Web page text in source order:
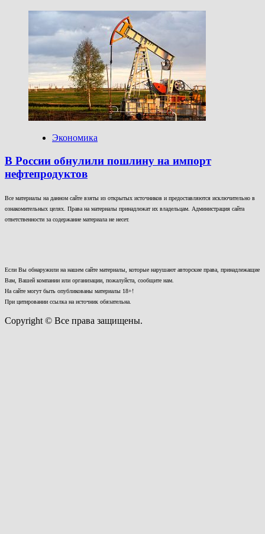
Экономика
В России обнулили пошлину на импорт
нефтепродуктов
Все материалы на данном сайте взяты из открытых источников и предоставляются исключительно в
ознакомительных целях. Права на материалы принадлежат их владельцам. Администрация сайта
ответственности за содержание материала не несет.
Если Вы обнаружили на нашем сайте материалы, которые нарушают авторские права, принадлежащие
Вам, Вашей компании или организации, пожалуйста, сообщите нам.
На сайте могут быть опубликованы материалы 18+!
При цитировании ссылка на источник обязательна.
Copyright © Все права защищены.